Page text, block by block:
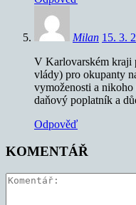
Milan 15. 3.
V Karlovarském kraji
vlády) pro okupanty
vymoženosti a
daňový poplatník a
Odpověď
KOMENTÁŘ